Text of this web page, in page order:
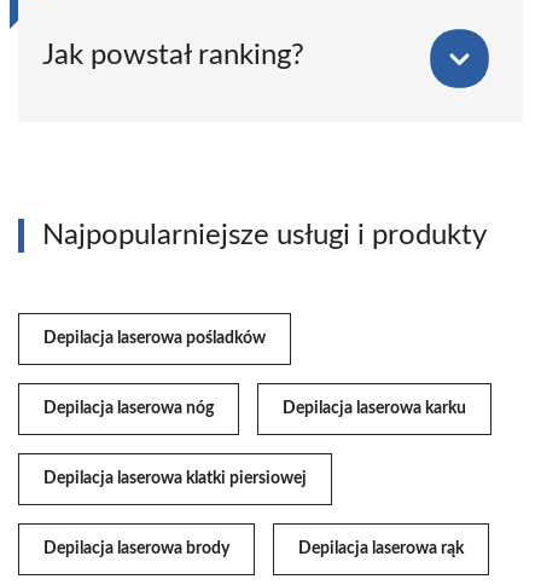
Jak powstał ranking?
Najpopularniejsze usługi i produkty
Depilacja laserowa pośladków
Depilacja laserowa nóg Depilacja laserowa karku
Depilacja laserowa klatki piersiowej
Depilacja laserowa brody Depilacja laserowa rąk